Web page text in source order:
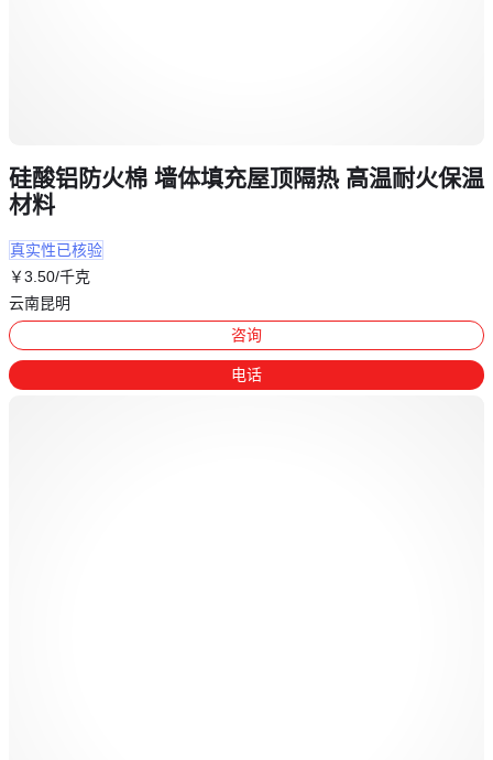
硅酸铝防火棉 墙体填充屋顶隔热 高温耐火保温
材料
真实性已核验
￥3 .50/千克
云南昆明
咨询
电话